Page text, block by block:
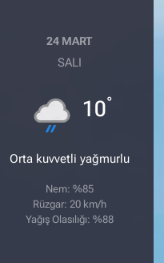
24 MART
SALI
10°
Orta kuvvetli yağmurlu
Nem: %85
Rüzgar: 20 km/h
Yağış Olasılığı: %88